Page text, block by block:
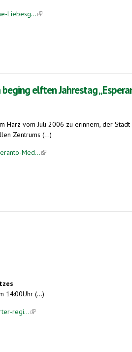
Liebesg...(link is external)
elften Jahrestag
vom Juli 2006 zu erinnern, der
Zentrums (...)
Med...(link is external)
Stadt“.
14:00Uhr (...)
regi...(link is external)